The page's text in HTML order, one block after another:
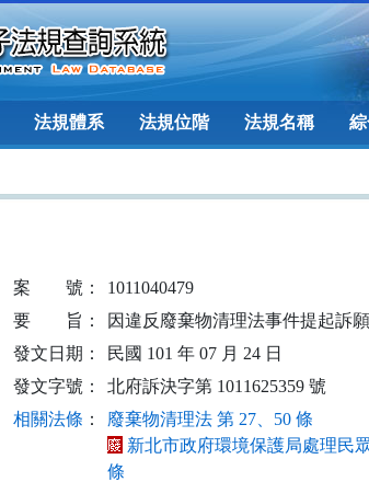
法規體系 法規位階 法規名稱
案 號：
1011040479
要
旨：
因違反廢棄物清理法事件提起訴願
發文日期：
民國 101 年 07 月 24 日
發文字號：
北府訴決字第 1011625359 號
相關法條 ：
廢棄物清理法 第 27、50 條
新北市政府環境保護局處理民
條